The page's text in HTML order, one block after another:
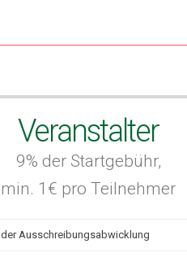
Veranstalter
9% der Startgebühr,
min. 1€ pro Teilnehmer
Ausschreibungsabwicklung